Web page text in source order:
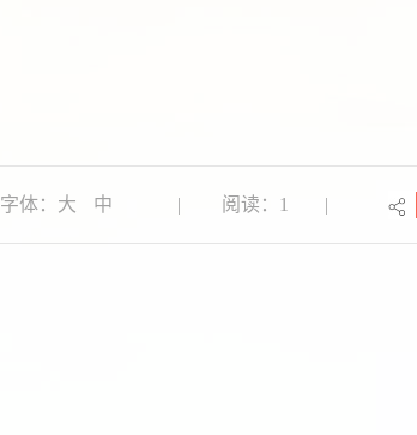
字体： 大 中 | 阅读：1 |